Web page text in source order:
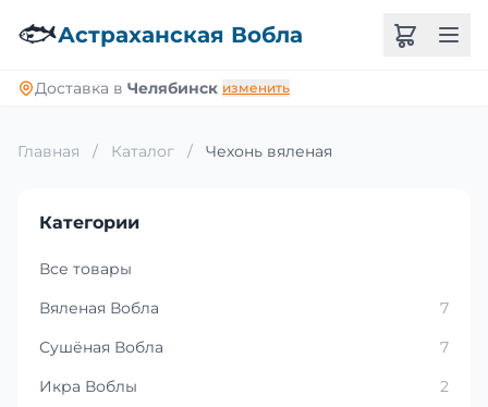
🐟Астраханская Вобла
Доставка в Челябинск изменить
Главная / Каталог / Чехонь вяленая
Категории
Все товары
Вяленая Вобла
7
Сушёная Вобла
7
Икра Воблы
2